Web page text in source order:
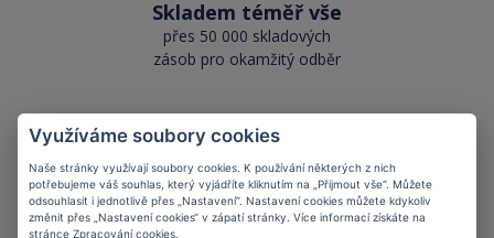
Skladem téměř vše
přes 50 000 skladových
zásob pro okamžitý odběr
Šetříte planetu
Využíváme soubory cookies
Naše stránky využívají soubory cookies. K používání některých z nich
potřebujeme váš souhlas, který vyjádříte kliknutím na „Přijmout vše“. Můžete
odsouhlasit i jednotlivě přes „Nastavení“. Nastavení cookies můžete kdykoliv
změnit přes „Nastavení cookies“ v zápatí stránky. Více informací získáte na
stránce Zpracování cookies